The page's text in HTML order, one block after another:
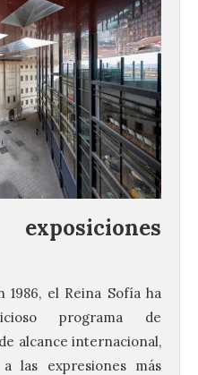
1986, el Reina Sofía ha
programa de
alcance internacional,
las expresiones más